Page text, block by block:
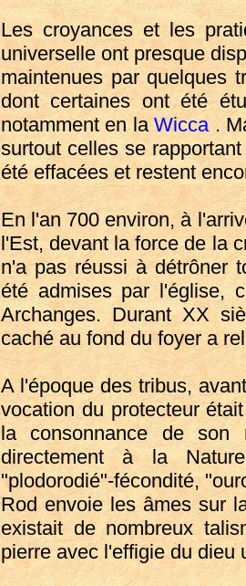
Les croyances et les
universelle ont presque
maintenues par quelques
dont certaines ont été
notamment en laWicca .
surtout celles se
été effacées et restent
En l'an 700 environ, à
l'Est, devant la force de la
n'a pas réussi à détrôner
été admises par l'église,
Archanges. Durant XX
caché au fond du foyer a
A l'époque des tribus,
vocation du protecteur
la consonnance de
directement à la
"plodorodié"-fécondité,
Rod envoie les âmes sur
existait de nombreux
pierre avec l'effigie du dieu